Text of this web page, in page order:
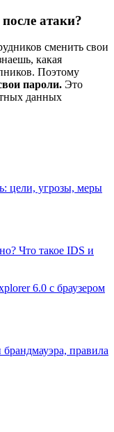
атаки?
сменить свои
какая
Поэтому
пароли. Это
данных
цели, угрозы, меры
Что такое IDS и
6.0 с браузером
правила